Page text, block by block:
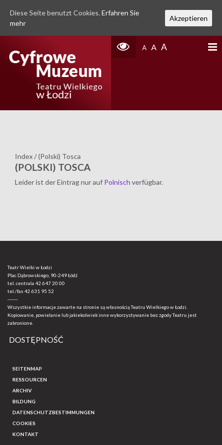
A A A
Index/(Polski) Tosca
(POLSKI) TOSCA
Leider ist der Eintrag nur auf Polnisch verfügbar.
Teatr Wielki w Łodzi
Plac Dąbrowskiego, 90-249 Łódź
tel. centrala 42 647 20 00
tel./fax42 631 95 52
-------
Wszystkie informacje zawarte na stronie są własnością Teatru Wielkiego w Łodzi.
Kopiowanie, powielanie lub jakiekolwiek inne wykorzystywanie bez zgody Teatru jest
zabronione.
DOSTĘPNOŚĆ
SEITENMAP
RESSOURCEN
ARCHIV
BILDUNG
DATENSCHUTZBESTIMMUNGEN
COOKIES
KONTAKT
Diese Seite benutzt Cookies. Erfahren Sie
mehr
Akzeptieren